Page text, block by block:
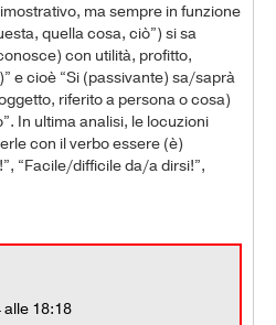
ma sempre in funzione
quella cosa, ciò”) si sa
con utilità, profitto,
e cioè “Si (passivante) sa/saprà
riferito a persona o cosa)
In ultima analisi, le locuzioni
con il verbo essere (è)
“Facile/difficile da/a dirsi!”,
alle 18:18